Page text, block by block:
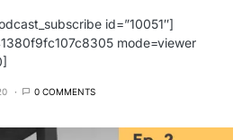
id=”10051″]
mode=viewer
0 COMMENTS